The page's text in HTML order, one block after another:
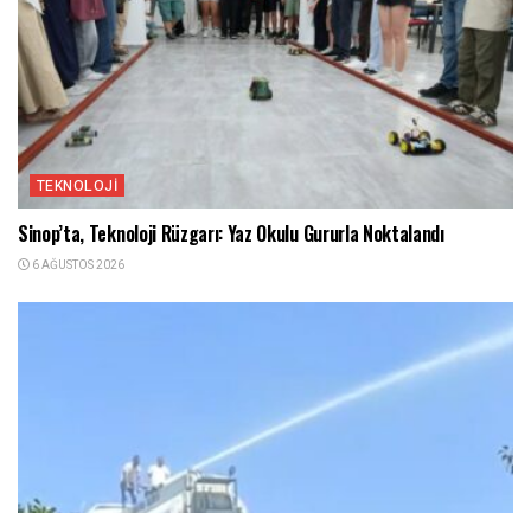
TEKNOLOJI
Sinop’ta, Teknoloji Rüzgarı: Yaz Okulu Gururla Noktalandı
6 AĞUSTOS 2026